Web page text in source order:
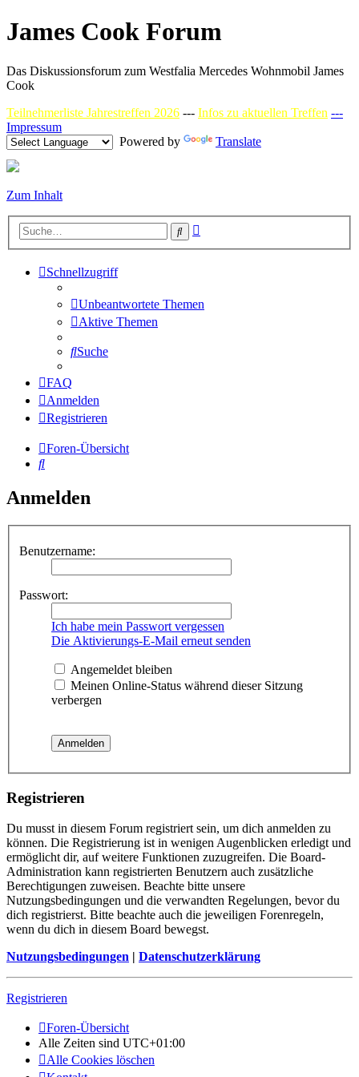
James Cook Forum
Das Diskussionsforum zum Westfalia Mercedes Wohnmobil James
Cook
Teilnehmerliste Jahrestreffen 2026 --- Infos zu aktuellen Treffen ---
Impressum
Powered by
Translate
Zum Inhalt
Suche
Schnellzugriff
Unbeantwortete Themen
Aktive Themen
Suche
FAQ
Anmelden
Registrieren
Foren-Übersicht
Suche
Anmelden
Benutzername:
Passwort:
Ich habe mein Passwort vergessen
Die Aktivierungs-E-Mail erneut senden
Angemeldet bleiben
Meinen Online-Status während dieser Sitzung
verbergen
Registrieren
Du musst in diesem Forum registriert sein, um dich anmelden zu
können. Die Registrierung ist in wenigen Augenblicken erledigt und
ermöglicht dir, auf weitere Funktionen zuzugreifen. Die Board-
Administration kann registrierten Benutzern auch zusätzliche
Berechtigungen zuweisen. Beachte bitte unsere
Nutzungsbedingungen und die verwandten Regelungen, bevor du
dich registrierst. Bitte beachte auch die jeweiligen Forenregeln,
wenn du dich in diesem Board bewegst.
Nutzungsbedingungen | Datenschutzerklärung
Registrieren
Foren-Übersicht
Alle Zeiten sind UTC+01:00
Alle Cookies löschen